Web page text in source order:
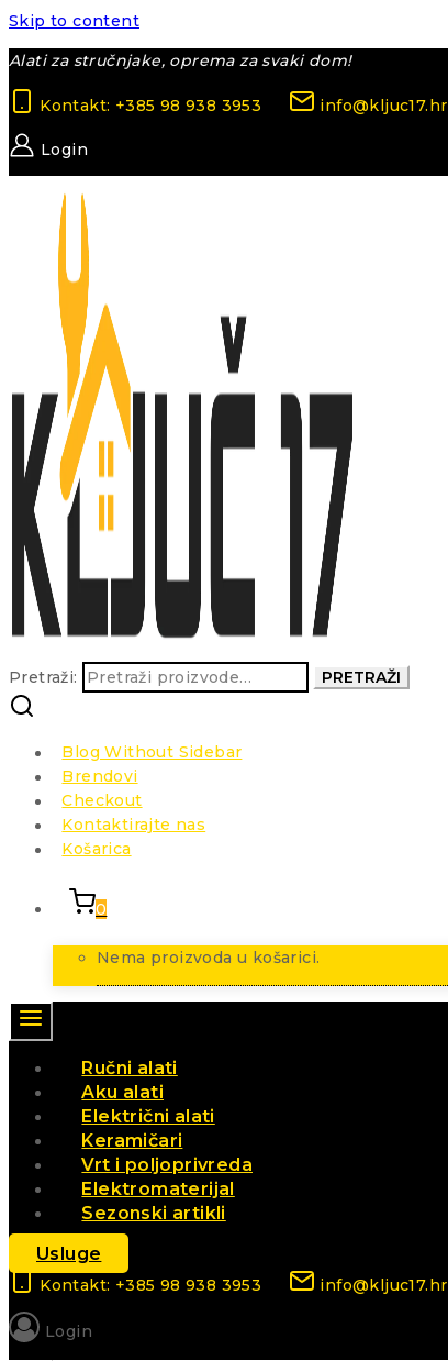
Skip to content
Alati za stručnjake, oprema za svaki dom!
Kontakt: +385 98 938 3953 info@kljuc17.hr
Login
Pretraži: PRETRAŽI
Blog Without Sidebar
Brendovi
Checkout
Kontaktirajte nas
Košarica
0
Nema proizvoda u košarici.
Ručni alati
Aku alati
Električni alati
Keramičari
Vrt i poljoprivreda
Elektromaterijal
Sezonski artikli
Usluge
Kontakt: +385 98 938 3953 info@kljuc17.hr
Login